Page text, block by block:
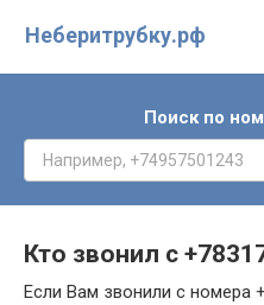
Неберитрубку.рф
Поиск по
Кто звонил с
Если Вам звонили с номера